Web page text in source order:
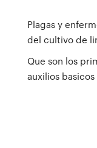
Plagas y
del cultivo de
Que son los
auxilios